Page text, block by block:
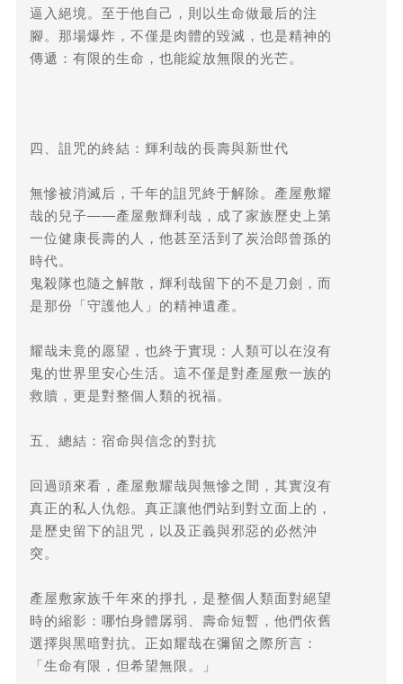
逼入絕境。至于他自己，則以生命做最后的注
腳。那場爆炸，不僅是肉體的毀滅，也是精神的
傳遞：有限的生命，也能綻放無限的光芒。
四、詛咒的終結：輝利哉的長壽與新世代
無慘被消滅后，千年的詛咒終于解除。產屋敷耀
哉的兒子——產屋敷輝利哉，成了家族歷史上第
一位健康長壽的人，他甚至活到了炭治郎曾孫的
時代。
鬼殺隊也隨之解散，輝利哉留下的不是刀劍，而
是那份「守護他人」的精神遺產。
耀哉未竟的愿望，也終于實現：人類可以在沒有
鬼的世界里安心生活。這不僅是對產屋敷一族的
救贖，更是對整個人類的祝福。
五、總結：宿命與信念的對抗
回過頭來看，產屋敷耀哉與無慘之間，其實沒有
真正的私人仇怨。真正讓他們站到對立面上的，
是歷史留下的詛咒，以及正義與邪惡的必然沖
突。
產屋敷家族千年來的掙扎，是整個人類面對絕望
時的縮影：哪怕身體孱弱、壽命短暫，他們依舊
選擇與黑暗對抗。正如耀哉在彌留之際所言：
「生命有限，但希望無限。」